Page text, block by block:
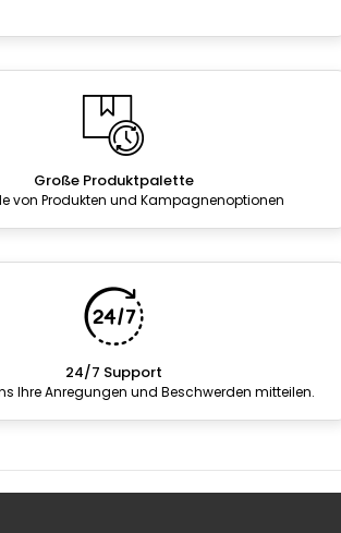
Große Produktpalette
von Produkten und Kampagnenoptionen
24/7 Support
Ihre Anregungen und Beschwerden mitteilen.